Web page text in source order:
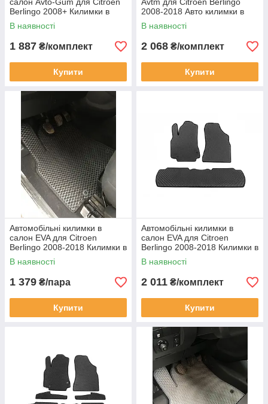
салон Avto-Gum для Citroen
Berlingo 2008+ Килимки в
салон Автогум Ситроен
Берлінго 4 шт.
В наявності
1 887 ₴/комплект
Купити
Avtm для Citroen Berlingo
2008-2018 Авто килимки в
салон Автм на Сітроен
Берлінго
В наявності
2 068 ₴/комплект
Купити
Автомобільні килимки в
салон EVA для Citroen
Berlingo 2008-2018 Килимки в
салон Ситроен Берлінго 2 шт.
чорні
В наявності
1 379 ₴/пара
Купити
Автомобільні килимки в
салон EVA для Citroen
Berlingo 2008-2018 Килимки в
салон Ситроен Берлінго 3 шт.
чорні
В наявності
2 011 ₴/комплект
Купити